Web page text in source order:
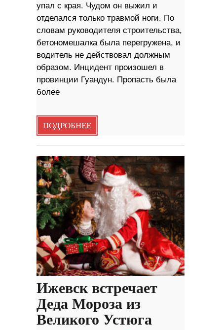
упал с края. Чудом он выжил и
отделался только травмой ноги. По
словам руководителя строительства,
бетономешалка была перегружена, и
водитель не действовал должным
образом. Инцидент произошел в
провинции Гуандун. Пропасть была
более
ПОДРОБНЕЕ
Ижевск встречает
Деда Мороза из
Великого Устюга